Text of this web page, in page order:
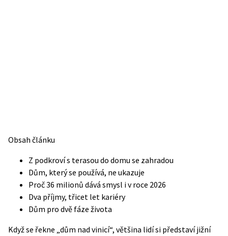
Obsah článku
Z podkroví s terasou do domu se zahradou
Dům, který se používá, ne ukazuje
Proč 36 milionů dává smysl i v roce 2026
Dva příjmy, třicet let kariéry
Dům pro dvě fáze života
Když se řekne „dům nad vinicí“, většina lidí si představí jižní